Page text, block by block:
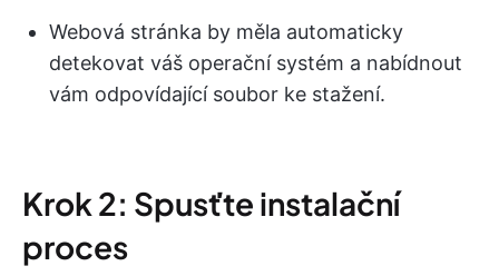
Webová stránka by měla automaticky
detekovat váš operační systém a nabídnout
vám odpovídající soubor ke stažení.
Krok 2: Spusťte instalační
proces